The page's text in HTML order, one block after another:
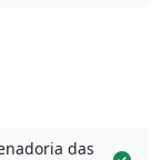
das